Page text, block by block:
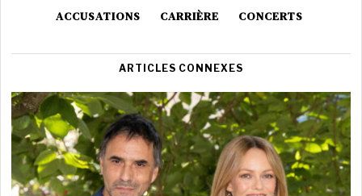
ACCUSATIONS CARRIÈRE CONCERTS
ARTICLES CONNEXES